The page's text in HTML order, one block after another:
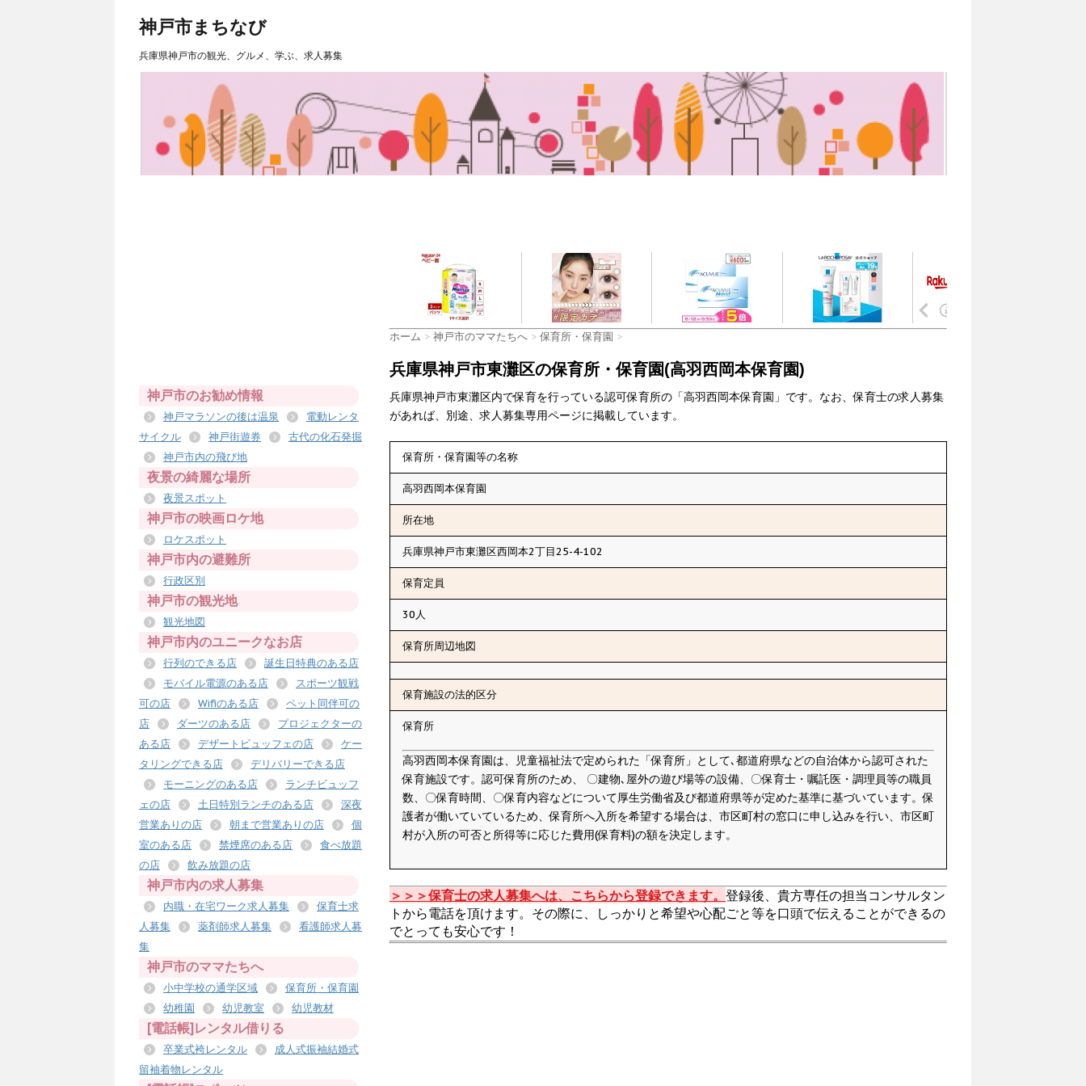
神戸市まちなび
兵庫県神戸市の観光、グルメ、学ぶ、求人募集
ホーム > 神戸市のママたちへ > 保育所・保育園 >
兵庫県神戸市東灘区の保育所・保育園(高羽西岡本保育園)
兵庫県神戸市東灘区内で保育を行っている認可保育所の「高羽西岡本保育園」です。なお、保育士の求人募集
があれば、別途、求人募集専用ページに掲載しています。
保育所・保育園等の名称
高羽西岡本保育園
所在地
兵庫県神戸市東灘区西岡本2丁目25-4-102
保育定員
30人
保育所周辺地図
保育施設の法的区分
保育所
高羽西岡本保育園は、児童福祉法で定められた「保育所」として､都道府県などの自治体から認可された
保育施設です。認可保育所のため、 〇建物､屋外の遊び場等の設備、〇保育士・嘱託医・調理員等の職員
数、〇保育時間、〇保育内容などについて厚生労働省及び都道府県等が定めた基準に基づいています。保
護者が働いていているため、保育所へ入所を希望する場合は、市区町村の窓口に申し込みを行い、市区町
村が入所の可否と所得等に応じた費用(保育料)の額を決定します。
＞＞＞保育士の求人募集へは、こちらから登録できます。 登録後、貴方専任の担当コンサルタン
トから電話を頂けます。その際に、しっかりと希望や心配ごと等を口頭で伝えることができるの
でとっても安心です！
神戸市のお勧め情報
神戸マラソンの後は温泉
電動レンタ
サイクル
神戸街遊券
古代の化石発掘
神戸市内の飛び地
夜景の綺麗な場所
夜景スポット
神戸市の映画ロケ地
ロケスポット
神戸市内の避難所
行政区別
神戸市の観光地
観光地図
神戸市内のユニークなお店
行列のできる店
誕生日特典のある店
モバイル電源のある店
スポーツ観戦
可の店
Wifiのある店
ペット同伴可の
店
ダーツのある店
プロジェクターの
ある店
デザートビュッフェの店
ケー
タリングできる店
デリバリーできる店
モーニングのある店
ランチビュッフ
ェの店
土日特別ランチのある店
深夜
営業ありの店
朝まで営業ありの店
個
室のある店
禁煙席のある店
食べ放題
の店
飲み放題の店
神戸市内の求人募集
内職・在宅ワーク求人募集
保育士求
人募集
薬剤師求人募集
看護師求人募
集
神戸市のママたちへ
小中学校の通学区域
保育所・保育園
幼稚園
幼児教室 幼児教材
[電話帳]レンタル借りる
卒業式袴レンタル
成人式振袖結婚式
留袖着物レンタル